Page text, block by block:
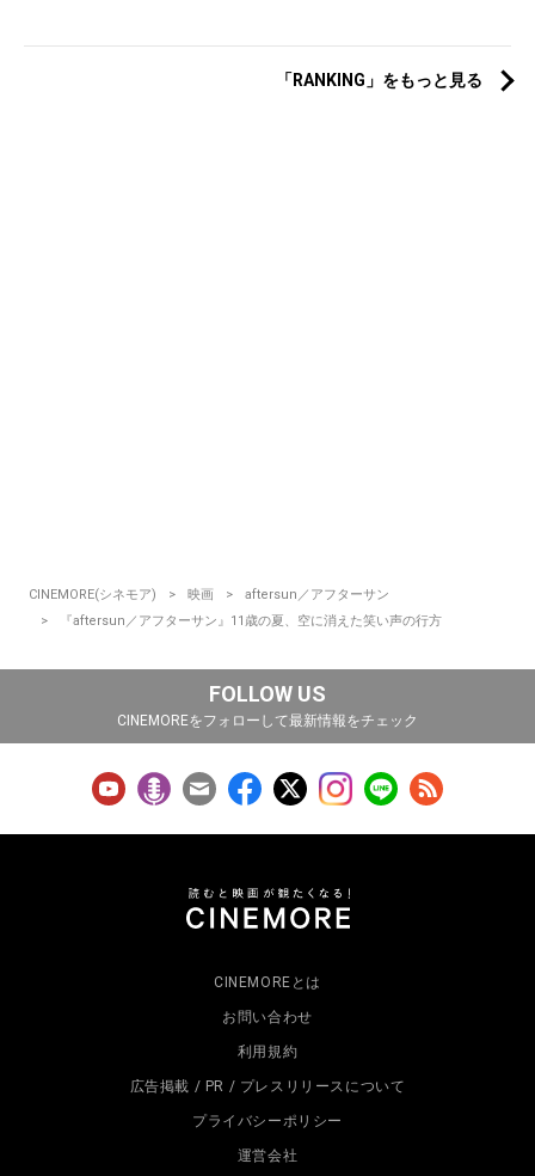
「RANKING」をもっと見る
CINEMORE(シネモア) 映画
aftersun／アフターサン
『aftersun／アフターサン』11歳の夏、空に消えた笑い声の行方
FOLLOW US
CINEMOREをフォローして最新情報をチェック
CINEMOREとは
お問い合わせ
利用規約
広告掲載 / PR / プレスリリースについて
プライバシーポリシー
運営会社